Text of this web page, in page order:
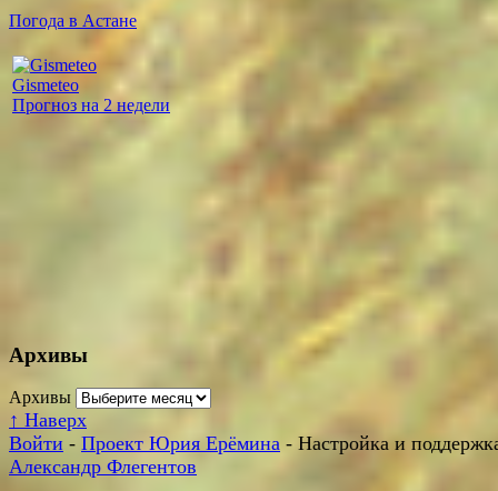
Погода в Астане
Gismeteo
Прогноз на 2 недели
Архивы
Архивы
↑ Наверх
Войти - Проект Юрия Ерёмина - Настройка и
Александр Флегентов